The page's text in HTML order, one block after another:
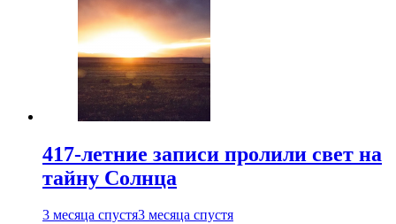
417-летние записи пролили свет на
тайну Солнца
3 месяца спустя3 месяца спустя